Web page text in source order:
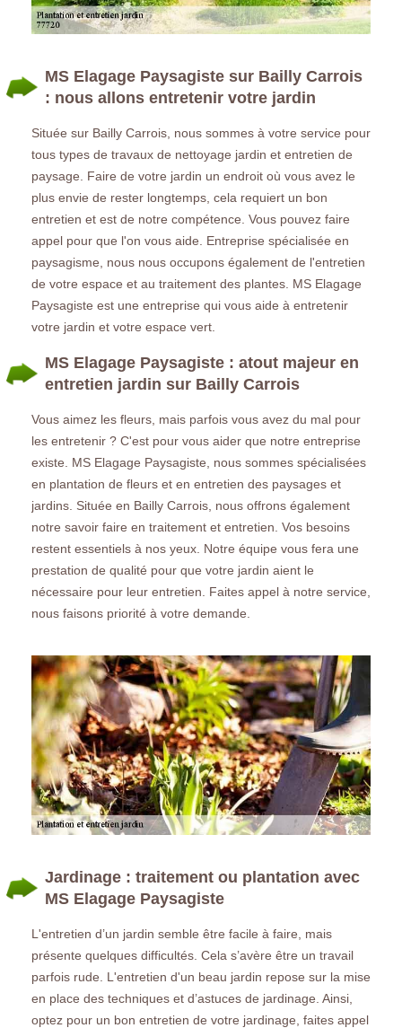
MS Elagage Paysagiste sur Bailly Carrois
: nous allons entretenir votre jardin
Située sur Bailly Carrois, nous sommes à votre service pour
tous types de travaux de nettoyage jardin et entretien de
paysage. Faire de votre jardin un endroit où vous avez le
plus envie de rester longtemps, cela requiert un bon
entretien et est de notre compétence. Vous pouvez faire
appel pour que l'on vous aide. Entreprise spécialisée en
paysagisme, nous nous occupons également de l'entretien
de votre espace et au traitement des plantes. MS Elagage
Paysagiste est une entreprise qui vous aide à entretenir
votre jardin et votre espace vert.
MS Elagage Paysagiste : atout majeur en
entretien jardin sur Bailly Carrois
Vous aimez les fleurs, mais parfois vous avez du mal pour
les entretenir ? C'est pour vous aider que notre entreprise
existe. MS Elagage Paysagiste, nous sommes spécialisées
en plantation de fleurs et en entretien des paysages et
jardins. Située en Bailly Carrois, nous offrons également
notre savoir faire en traitement et entretien. Vos besoins
restent essentiels à nos yeux. Notre équipe vous fera une
prestation de qualité pour que votre jardin aient le
nécessaire pour leur entretien. Faites appel à notre service,
nous faisons priorité à votre demande.
Jardinage : traitement ou plantation avec
MS Elagage Paysagiste
L'entretien d’un jardin semble être facile à faire, mais
présente quelques difficultés. Cela s’avère être un travail
parfois rude. L'entretien d'un beau jardin repose sur la mise
en place des techniques et d’astuces de jardinage. Ainsi,
optez pour un bon entretien de votre jardinage, faites appel